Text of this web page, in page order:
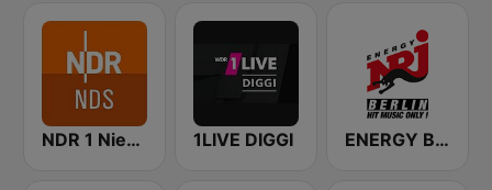
NDR 1 Niedersachsen 1LIVE DIGGI ENERGY Berlin